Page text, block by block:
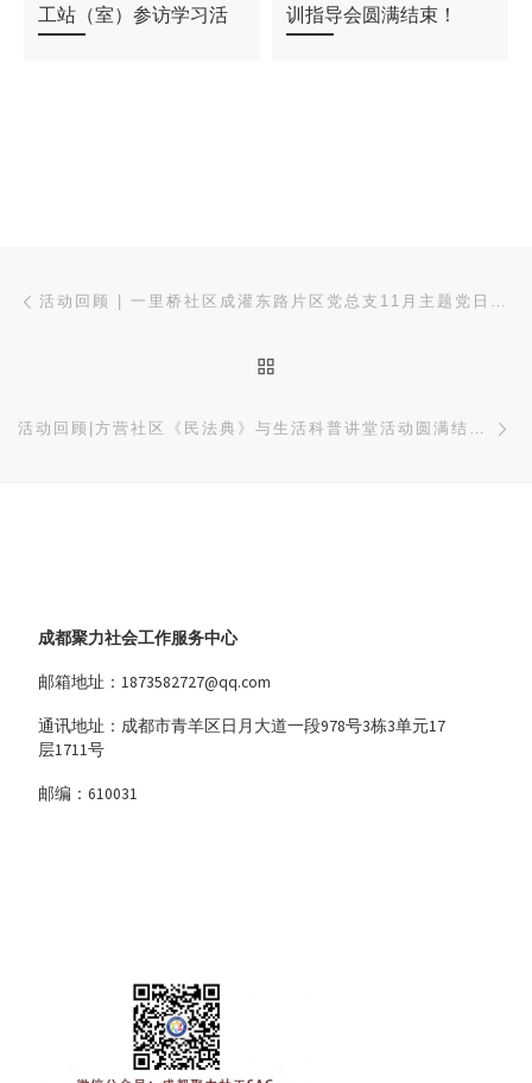
工站（室）参访学习活
训指导会圆满结束！
文章导航 活动回顾 | 一里桥社区成灌东路片区党总支11月主题党日学习会
成都聚力社会工作服务中心
邮箱地址：1873582727@qq.com
通讯地址：成都市青羊区日月大道一段978号3栋3单元17
层1711号
邮编：610031